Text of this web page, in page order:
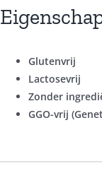
Glutenvrij
Lactosevrij
Zonder
GGO-vrij